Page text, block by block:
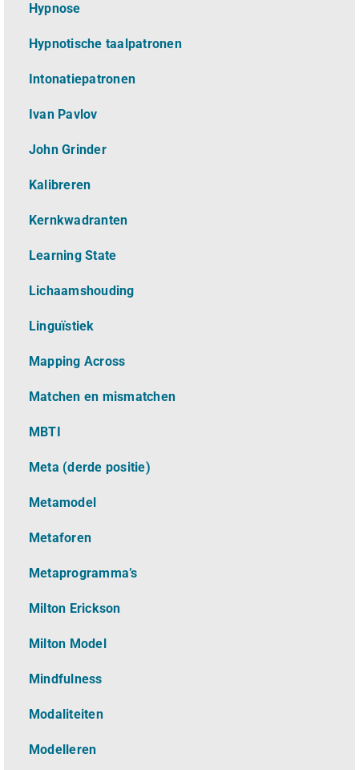
Hypnose
Hypnotische taalpatronen
Intonatiepatronen
Ivan Pavlov
John Grinder
Kalibreren
Kernkwadranten
Learning State
Lichaamshouding
Linguïstiek
Mapping Across
Matchen en mismatchen
MBTI
Meta (derde positie)
Metamodel
Metaforen
Metaprogramma’s
Milton Erickson
Milton Model
Mindfulness
Modaliteiten
Modelleren